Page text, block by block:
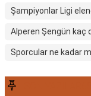
Şampiyonlar Ligi
Alperen Şengün kaç
Sporcular ne kadar